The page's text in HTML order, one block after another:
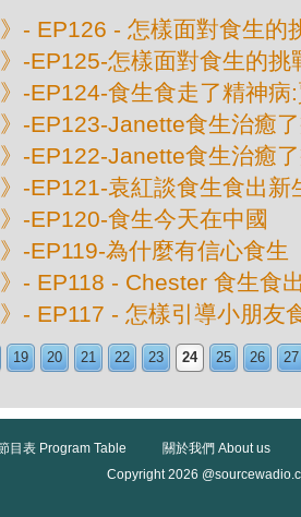
》- EP126 - 怎樣面對食生的
》-EP125-怎樣面對食生的挑
》-EP124-食生食走了精神病
》-EP123-Janette食生治癒
》-EP122-Janette食生治癒
》-EP121-袁紅談食生食出新
-EP120-食生今天在中國
-EP119-為什麼有信心食生
》- EP118 - Chester 食生食
》- EP117 - 怎樣引導小朋友
19 20 21 22 23 24 25 26 27
目表 Program Table
關於我們 About us
Copyright 2026